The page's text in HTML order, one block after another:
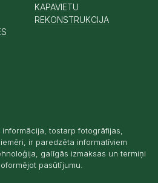
KAPAVIETU
REKONSTRUKCIJA
tostarp fotogrāfijas,
ir paredzēta informatīviem
galīgās izmaksas un termiņi
pasūtījumu.